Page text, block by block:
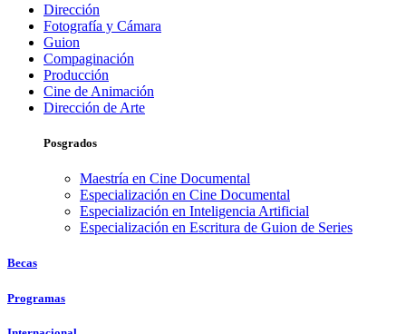
Dirección
Fotografía y Cámara
Guion
Compaginación
Producción
Cine de Animación
Dirección de Arte
Posgrados
Maestría en Cine Documental
Especialización en Cine Documental
Especialización en Inteligencia Artificial
Especialización en Escritura de Guion de Series
Becas
Programas